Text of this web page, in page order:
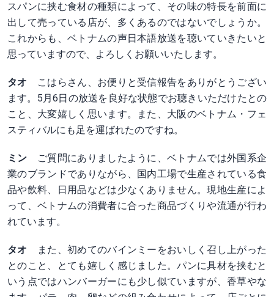
スパンに挟む食材の種類によって、その味の特長を前面に
出して売っている店が、多くあるのではないでしょうか。
これからも、ベトナムの声日本語放送を聴いていきたいと
思っていますので、よろしくお願いいたします。
タオ
こはらさん、お便りと受信報告をありがとうござい
ます。5月6日の放送を良好な状態でお聴きいただけたとの
こと、大変嬉しく思います。また、大阪のベトナム・フェ
スティバルにも足を運ばれたのですね。
ミン
ご質問にありましたように、ベトナムでは外国系企
業のブランドでありながら、国内工場で生産されている食
品や飲料、日用品などは少なくありません。現地生産によ
って、ベトナムの消費者に合った商品づくりや流通が行わ
れています。
タオ
また、初めてのバインミーをおいしく召し上がった
とのこと、とても嬉しく感じました。パンに具材を挟むと
いう点ではハンバーガーにも少し似ていますが、香草やな